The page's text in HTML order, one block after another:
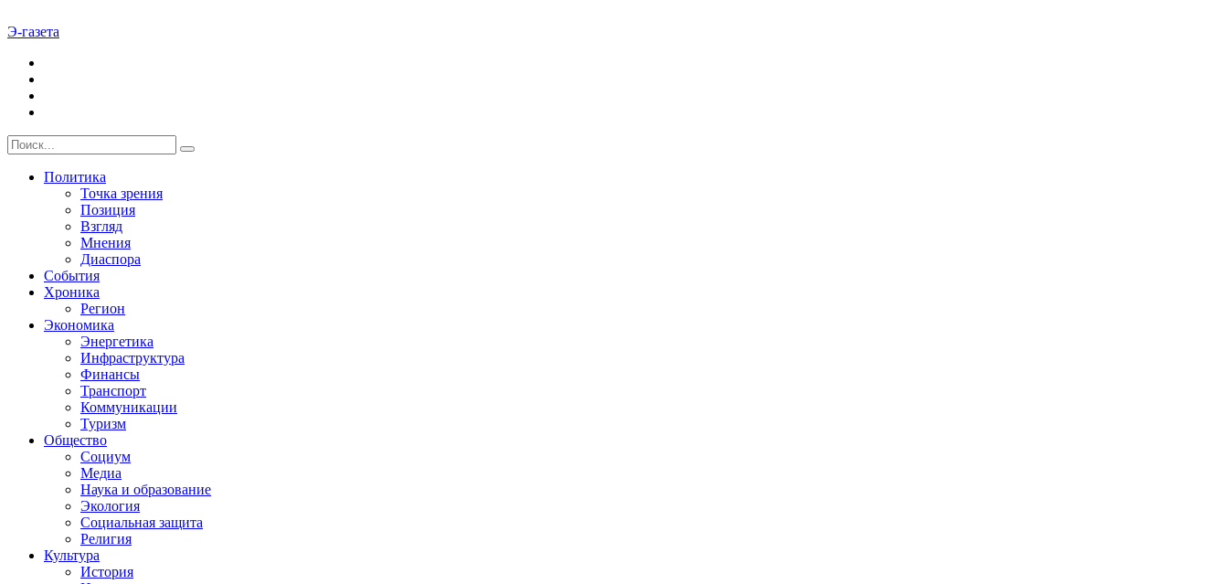
Э-газета
Политика
Точка зрения
Позиция
Взгляд
Мнения
Диаспора
События
Хроника
Регион
Экономика
Энергетика
Инфраструктура
Финансы
Транспорт
Коммуникации
Туризм
Общество
Социум
Медиа
Наука и образование
Экология
Социальная защита
Религия
Культура
История